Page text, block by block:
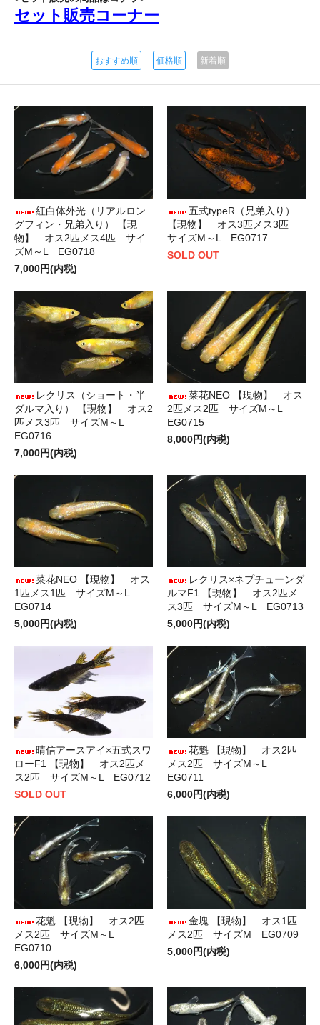
セット販売コーナー
おすすめ順 価格順 新着順
紅白体外光（リアルロン
グフィン・兄弟入り） 【現
物】 オス2匹メス4匹 サイ
ズM～L EG0718
7,000円(内税)
五式typeR（兄弟入り）
【現物】 オス3匹メス3匹
サイズM～L EG0717
SOLD OUT
レクリス（ショート・半
ダルマ入り） 【現物】 オス2
匹メス3匹 サイズM～L
EG0716
7,000円(内税)
菜花NEO 【現物】 オス
2匹メス2匹 サイズM～L
EG0715
8,000円(内税)
菜花NEO 【現物】 オス
1匹メス1匹 サイズM～L
EG0714
5,000円(内税)
レクリス×ネプチューンダ
ルマF1 【現物】 オス2匹メ
ス3匹 サイズM～L EG0713
5,000円(内税)
晴信アースアイ×五式スワ
ローF1 【現物】 オス2匹メ
ス2匹 サイズM～L EG0712
SOLD OUT
花魁 【現物】 オス2匹
メス2匹 サイズM～L
EG0711
6,000円(内税)
花魁 【現物】 オス2匹
メス2匹 サイズM～L
EG0710
6,000円(内税)
金塊 【現物】 オス1匹
メス2匹 サイズM EG0709
5,000円(内税)